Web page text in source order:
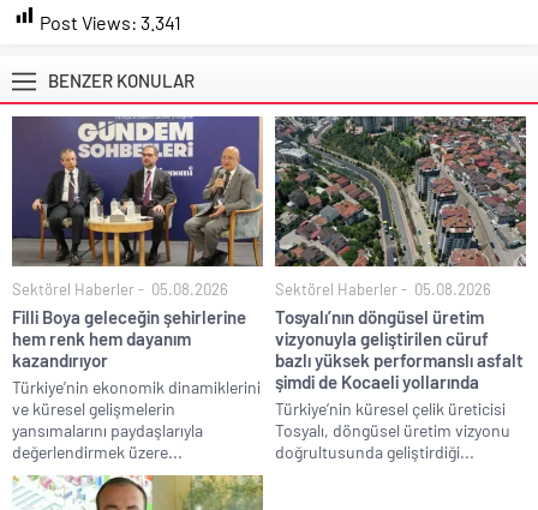
Post Views: 3.341
BENZER KONULAR
Sektörel Haberler 05.08.2026
Filli Boya geleceğin şehirlerine
hem renk hem dayanım
kazandırıyor
Türkiye’nin ekonomik dinamiklerini
ve küresel gelişmelerin
yansımalarını paydaşlarıyla
değerlendirmek üzere...
Sektörel Haberler 05.08.2026
Tosyalı’nın döngüsel üretim
vizyonuyla geliştirilen cüruf
bazlı yüksek performanslı asfalt
şimdi de Kocaeli yollarında
Türkiye’nin küresel çelik üreticisi
Tosyalı, döngüsel üretim vizyonu
doğrultusunda geliştirdiği...